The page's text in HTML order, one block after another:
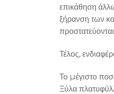
επικάθηση
ξήρανση των
Τέλος,
Το µέγιστο
Ξύλα